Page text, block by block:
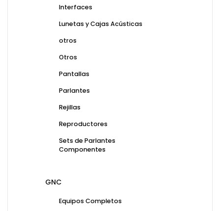
Interfaces
Lunetas y Cajas Acústicas
otros
Otros
Pantallas
Parlantes
Rejillas
Reproductores
Sets de Parlantes
Componentes
GNC
Equipos Completos